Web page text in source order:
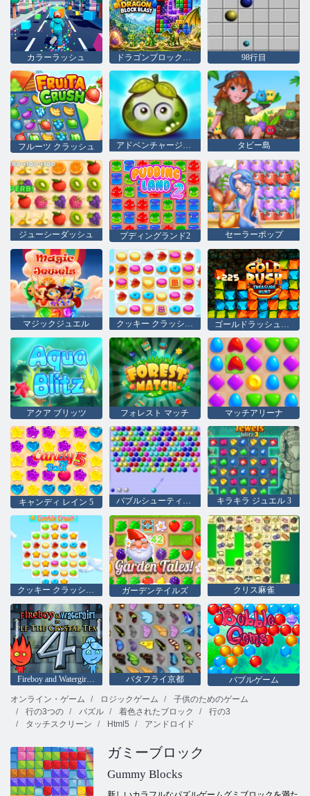
カラーラッシュ ドラゴンブロックブラスト 98行目
フルーツ クラッシュ アドベンチャージューシーベリー タビー島
ジューシーダッシュ プディングランド2 セーラーポップ
マジックジュエル クッキー クラッシュ 2 ゴールドラッシュの宝探し
アクア ブリッツ フォレスト マッチ マッチアリーナ
キャンディ レイン 5 バブルシューティングhtml5 キラキラ ジュエル 3
クッキー クラッシュ 3 ガーデンテイルズ クリス麻雀
Fireboy and Watergirl 4：クリスタル寺院 バタフライ京都
バブルゲーム
オンライン・ゲーム
ロジックゲーム
子供のためのゲーム
行の3つの
パズル 着色されたブロック
行の3
タッチスクリーン
Html5 アンドロイド
ガミーブロック
Gummy Blocks